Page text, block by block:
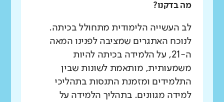
מה בדקנו?
לב העשייה הלימודית מתחולל בכיתה.
לנוכח האתגרים שמציבה לפנינו המאה
ה-21, על הלמידה בכיתה להיות
משמעותית, מותאמת לשונות שבין
התלמידים ומזמנת התנסות בתהליכי
למידה מגוונים. בתהליך הלמידה על